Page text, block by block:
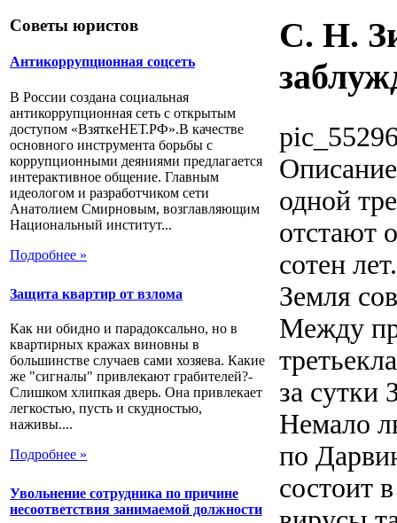
Советы юристов
Антикоррупционная соцсеть
В России создана социальная
антикоррупционная сеть с открытым
доступом «ВзяткеНЕТ.РФ».В качестве
основного инструмента борьбы с
коррупционными деяниями предлагается
интерактивное общение. Главным
идеологом и разработчиком сети
Анатолием Смирновым, возглавляющим
Национальный институт...
Подробнее »
Защита квартир от взлома
Как ни обидно и парадоксально, но в
квартирных кражах виновны в
большинстве случаев сами хозяева. Какие
же "сигналы" привлекают грабителей?-
Слишком хлипкая дверь. Она привлекает
легкостью, пусть и скудностью,
наживы....
Подробнее »
Увольнение сотрудника по причине
несоответствия занимаемой должности
С. Н.
Описание
одной
отстают
сотен
Земля
Между
за сутки
Немало
по
состоит